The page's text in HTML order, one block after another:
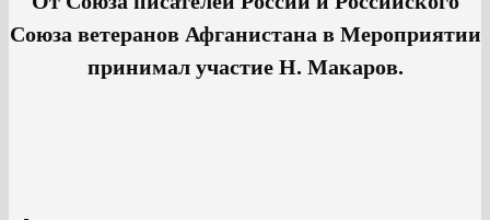
Союза ветеранов Афганистана в Мероприятии
принимал участие Н. Макаров.